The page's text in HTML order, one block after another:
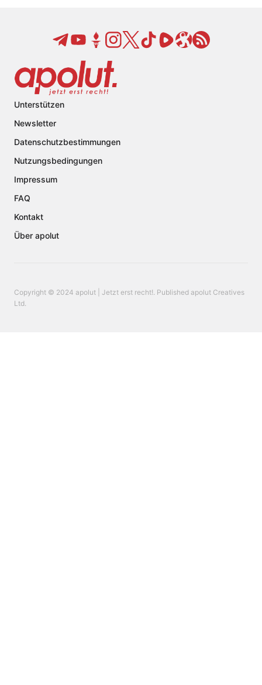
Unterstützen
Newsletter
Datenschutzbestimmungen
Nutzungsbedingungen
Impressum
FAQ
Kontakt
Über apolut
Copyright © 2024 apolut | Jetzt erst recht!. Published apolut Creatives
Ltd.